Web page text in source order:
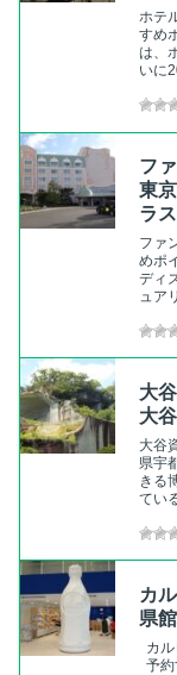
ホテ
すめ
は、
いに
フ
東
ラ
ファ
めポ
ディ
ュア
大
大
大谷
県宇
きる
てい
カ
県
カ
予